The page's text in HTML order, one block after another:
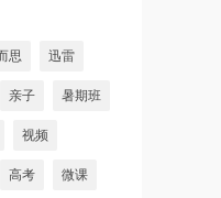
思 迅雷
亲子 暑期班
视频
高考 微课